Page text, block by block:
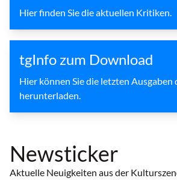
Hier finden Sie die aktuellen Kritiken.
tgInfo zum Download
Hier können Sie die letzten Ausgaben
herunterladen.
Newsticker
Aktuelle Neuigkeiten aus der